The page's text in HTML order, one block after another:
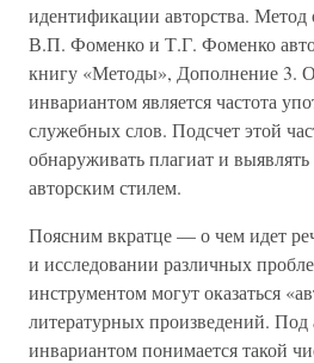
идентификации авторства.
В.П. Фоменко и Т.Г. Фоменко
книгу «Методы», Дополнение 3.
инвариантом является частота
служебных слов. Подсчет этой
обнаруживать плагиат и
авторским стилем.
Поясним вкратце — о чем идет
и исследовании различных
инструментом могут оказаться
литературных произведений. Под
инвариантом понимается такой